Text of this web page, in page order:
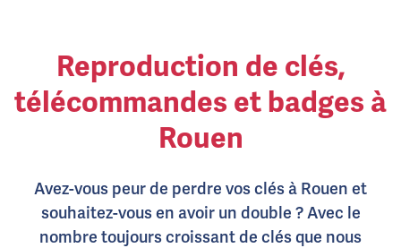
Reproduction de clés,
télécommandes et badges à
Rouen
Avez-vous peur de perdre vos clés à Rouen et
souhaitez-vous en avoir un double ? Avec le
nombre toujours croissant de clés que nous